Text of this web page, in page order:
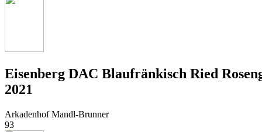
Eisenberg DAC Blaufränkisch Ried
2021
Arkadenhof Mandl-Brunner
93